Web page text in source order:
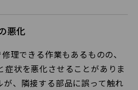
悪化
理できる作業もあるものの、
症状を悪化させることがありま
が、隣接する部品に誤って触れ